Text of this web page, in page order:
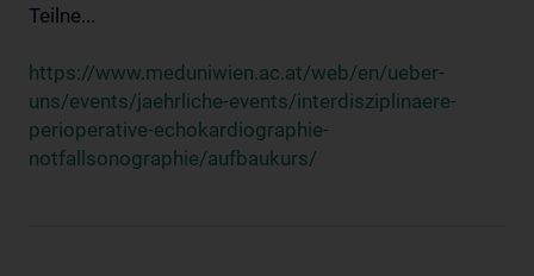
Teilne...
https://www.meduniwien.ac.at/web/en/ueber-
uns/events/jaehrliche-events/interdisziplinaere-
perioperative-echokardiographie-
notfallsonographie/aufbaukurs/